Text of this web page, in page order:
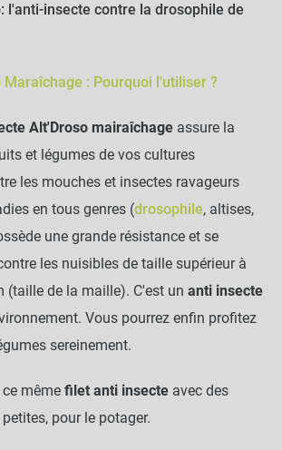
l'anti-insecte contre la drosophile de
Maraîchage : Pourquoi l'utiliser ?
Alt'Droso mairaîchage assure la
et légumes de vos cultures
les mouches et insectes ravageurs
en tous genres (drosophile, altises,
une grande résistance et se
les nuisibles de taille supérieur à
(taille de la maille). C'est un anti insecte
Vous pourrez enfin profitez
sereinement.
même filet anti insecte avec des
pour le potager.